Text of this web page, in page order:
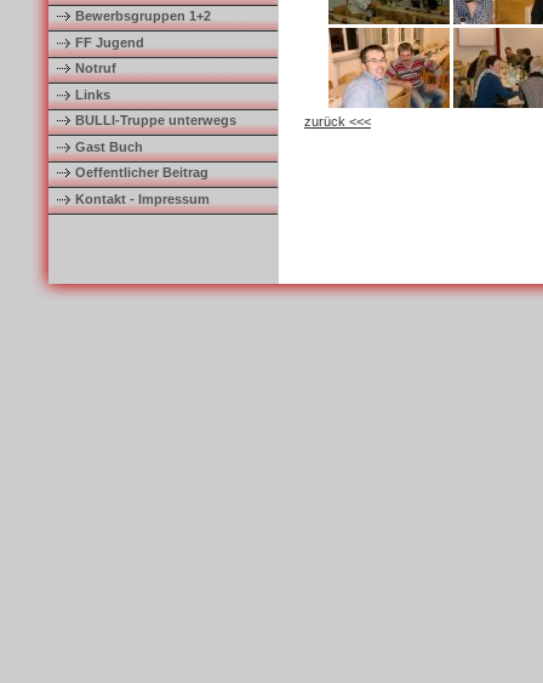
Bewerbsgruppen 1+2
FF Jugend
Notruf
Links
BULLI-Truppe unterwegs
Gast Buch
Oeffentlicher Beitrag
Kontakt - Impressum
zurück <<<